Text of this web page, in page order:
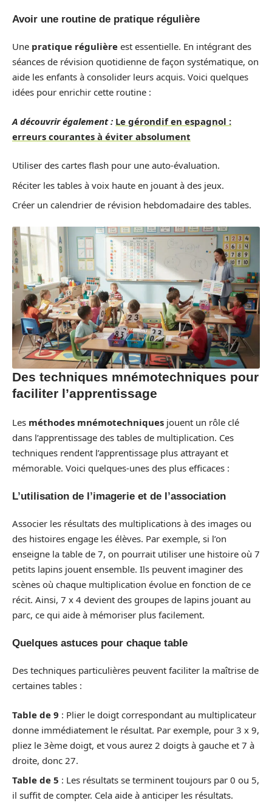
Avoir une routine de pratique régulière
Une pratique régulière est essentielle. En intégrant des
séances de révision quotidienne de façon systématique, on
aide les enfants à consolider leurs acquis. Voici quelques
idées pour enrichir cette routine :
A découvrir également : Le gérondif en espagnol :
erreurs courantes à éviter absolument
Utiliser des cartes flash pour une auto-évaluation.
Réciter les tables à voix haute en jouant à des jeux.
Créer un calendrier de révision hebdomadaire des tables.
Des techniques mnémotechniques pour
faciliter l’apprentissage
Les méthodes mnémotechniques jouent un rôle clé
dans l’apprentissage des tables de multiplication. Ces
techniques rendent l’apprentissage plus attrayant et
mémorable. Voici quelques-unes des plus efficaces :
L’utilisation de l’imagerie et de l’association
Associer les résultats des multiplications à des images ou
des histoires engage les élèves. Par exemple, si l’on
enseigne la table de 7, on pourrait utiliser une histoire où 7
petits lapins jouent ensemble. Ils peuvent imaginer des
scènes où chaque multiplication évolue en fonction de ce
récit. Ainsi, 7 x 4 devient des groupes de lapins jouant au
parc, ce qui aide à mémoriser plus facilement.
Quelques astuces pour chaque table
Des techniques particulières peuvent faciliter la maîtrise de
certaines tables :
Table de 9 : Plier le doigt correspondant au multiplicateur
donne immédiatement le résultat. Par exemple, pour 3 x 9,
pliez le 3ème doigt, et vous aurez 2 doigts à gauche et 7 à
droite, donc 27.
Table de 5 : Les résultats se terminent toujours par 0 ou 5,
il suffit de compter. Cela aide à anticiper les résultats.